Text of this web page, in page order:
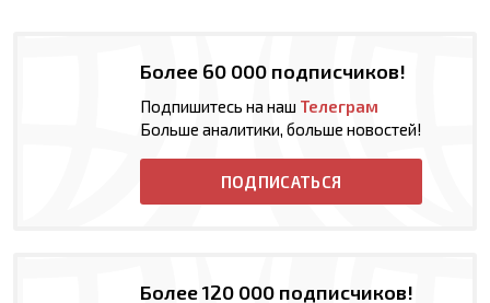
Более 60 000 подписчиков!
Подпишитесь на наш Телеграм
Больше аналитики, больше новостей!
ПОДПИСАТЬСЯ
Более 120 000 подписчиков!